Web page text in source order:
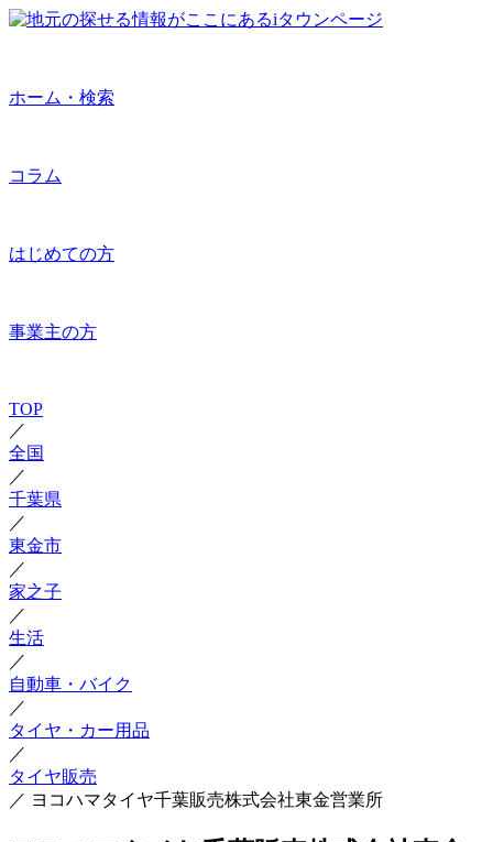
ホーム・検索
コラム
はじめての方
事業主の方
TOP
／
全国
／
千葉県
／
東金市
／
家之子
／
生活
／
自動車・バイク
／
タイヤ・カー用品
／
タイヤ販売
／ ヨコハマタイヤ千葉販売株式会社東金営業所